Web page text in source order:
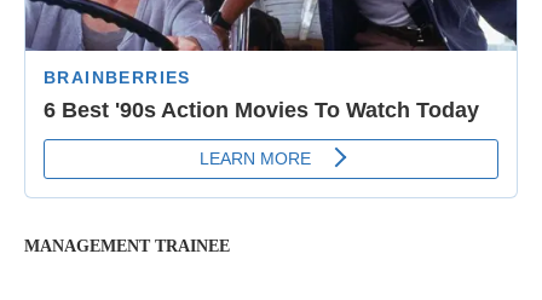
MANAGEMENT TRAINEE